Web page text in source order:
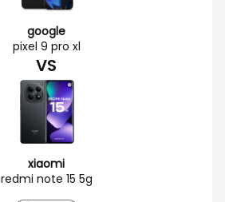
google
pixel 9 pro xl
VS
xiaomi
redmi note 15 5g